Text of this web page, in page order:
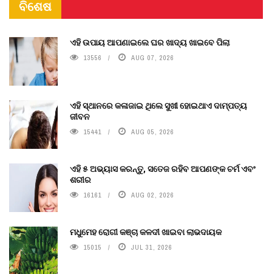
ବିଶେଷ
ଏହି ଉପାୟ ଆପଣାଇଲେ ଘର ଖାଦ୍ୟ ଖାଇବେ ପିଲା
13556 AUG 07, 2026
ଏହି ସ୍ଥାନରେ କଳାଜାଇ ଥିଲେ ସୁଖୀ ହୋଇଥାଏ ଦାମ୍ପତ୍ୟ
ଜୀବନ
15441 AUG 05, 2026
ଏହି ୫ ଅଭ୍ୟାସ କରନ୍ତୁ, ସତେଜ ରହିବ ଆପଣଙ୍କ ଚର୍ମ ଏବଂ
ଶରୀର
16161 AUG 02, 2026
ମଧୁମେହ ରୋଗୀ କଞ୍ଚା କଳଦୀ ଖାଇବା ଲାଭଦାୟକ
15015 JUL 31, 2026